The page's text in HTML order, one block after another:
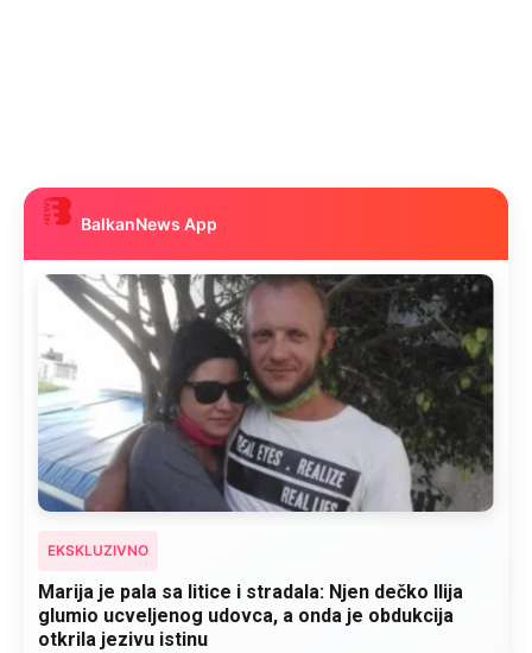
BalkanNews App
EKSKLUZIVNO
Kad se Marin suprug razbolio ona ga kupala,
pelene mu mijenjala: Jedno jutro je poslao po
čokoladu..